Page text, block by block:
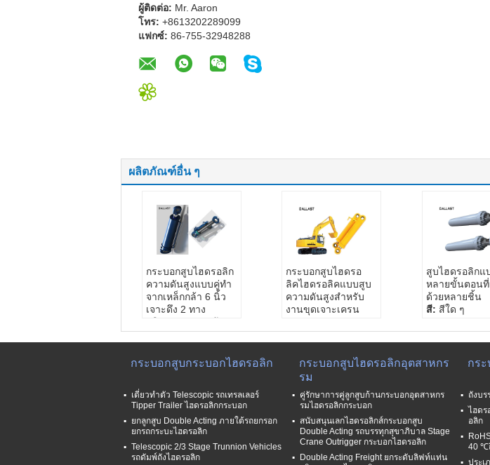
ผู้ติดต่อ: Mr. Aaron
โทร: +8613202289099
แฟกซ์: 86-755-32948288
ผลิตภัณฑ์อื่น ๆ
กระบอกสูบไฮดรอลิก
ความดันสูงแบบคู่ทำ
จากเหล็กกล้า 6 นิ้ว
เจาะดึง 2 ทาง
ใช้งาน
สี:แดงดำ
จังหวะสูงสุด:
กระบอกสูบไฮดรอ
ลิคไฮดรอลิคแบบสูบ
ความดันสูงสำหรับ
งานขุดเจาะเครน
สิ่งแวดล้อมความดัน:
ชนิด:หลายประเภทที่
คุณเลือก
Nonstandard
วิธีการทำงาน:เดิน
ทางตรง
สูบไฮดรอลิกแ
หลายขั้นตอนที่
ด้วยหลายชิ้น
สี: สีใด ๆ
Nonstandard
วัสดุ:
20 #,
กระบอกสูบกระบอกไฮดรอลิก
เดี่ยวทำตัว Telescopic รถเทรลเลอร์
Tipper Trailer ไฮดรอลิกกระบอก
ยกลูกสูบ Double Acting ภายใต้รถยกรอก
ยกรถกระบะไฮดรอลิก
Telescopic 2/3 Stage Trunnion Vehicles
รถดัมพ์ถังไฮดรอลิก
กระบอกสูบไฮดรอลิกอุตสาหกร
รม
คู่รักษาการคู่ลูกสูบก้านกระบอกอุตสาหกร
รมไฮดรอลิกกระบอก
สนับสนุนเลกไฮดรอลิกส์กระบอกสูบ
Double Acting รถบรรทุกสุขาภิบาล Stage
Crane Outrigger กระบอกไฮดรอลิก
Double Acting Freight ยกระดับลิฟท์แท่น
กร
ถังบร
ไฮดร
อลิก
40 ℃
ประเ